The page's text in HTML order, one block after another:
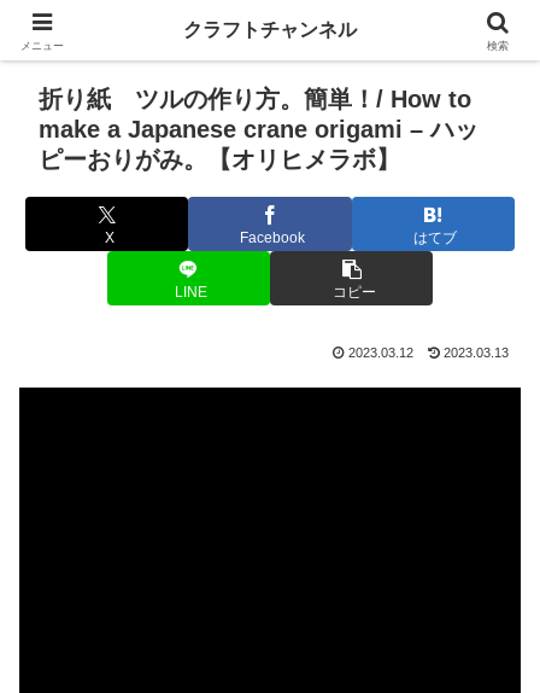
折り紙 ツルの作り方。簡単！/ How to
make a Japanese crane origami – ハッ
ピーおりがみ。【オリヒメラボ】
X Facebook はてブ
LINE コピー
2023.03.12 2023.03.13
メニュー
クラフトチャンネル
検索